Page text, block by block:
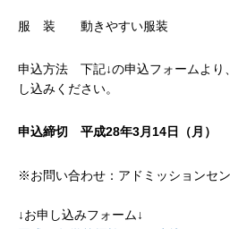
服 装 動きやすい服装
申込方法 下記↓の申込フォームより
し込みください。
申込締切 平成28年3月14日（月）
※お問い合わせ：アドミッションセ
↓お申し込みフォーム↓